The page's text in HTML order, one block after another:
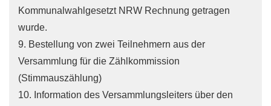
Kommunalwahlgesetzt NRW Rechnung getragen
wurde.
9. Bestellung von zwei Teilnehmern aus der
Versammlung für die Zählkommission
(Stimmauszählung)
10. Information des Versammlungsleiters über den